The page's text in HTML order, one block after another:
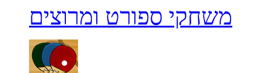
משחקי ספורט ומרוצים